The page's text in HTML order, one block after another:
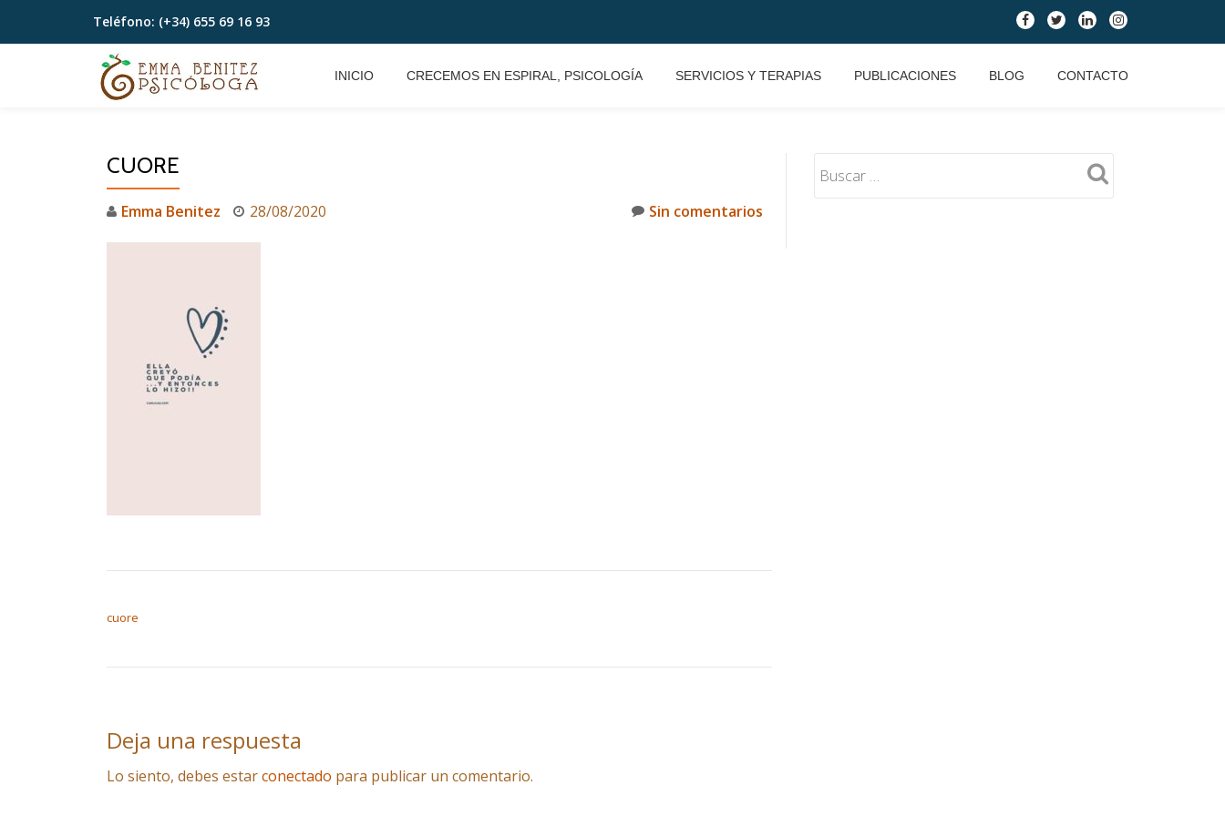
Saltar
Teléfono: (+34) 655 69 16 93
fa-
facebook
fa-
twitter
fa-
linkedin
fa-
instagram
INICIO CRECEMOS EN ESPIRAL, PSICOLOGÍA SERVICIOS Y TERAPIAS PUBLICACIONES BLOG CONTACTO
CUORE
Emma Benitez 28/08/2020 Sin comentarios
cuore
Deja una respuesta
Lo siento, debes estarconectado para publicar un comentario.